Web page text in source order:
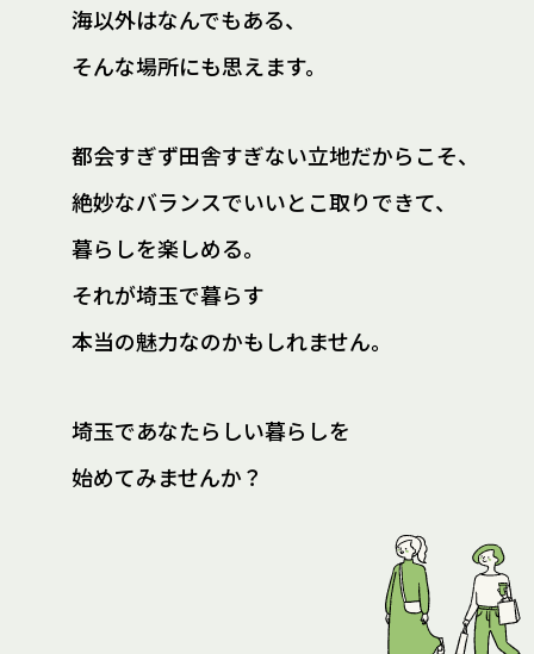
海以外はなんでもある、
そんな場所にも思えます。
都会すぎず田舎すぎない立地だからこそ、
絶妙なバランスでいいとこ取りできて、
暮らしを楽しめる。
それが埼玉で暮らす
本当の魅力なのかもしれません。
埼玉であなたらしい暮らしを
始めてみませんか？